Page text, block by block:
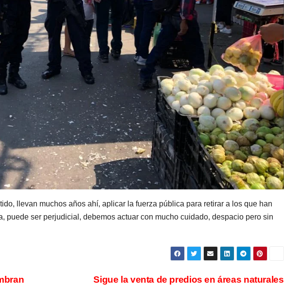
llevan muchos años ahí, aplicar la fuerza pública para retirar a los que han
puede ser perjudicial, debemos actuar con mucho cuidado, despacio pero sin
Sigue la venta de predios en áreas naturales